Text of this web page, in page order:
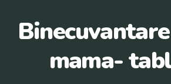
mama-